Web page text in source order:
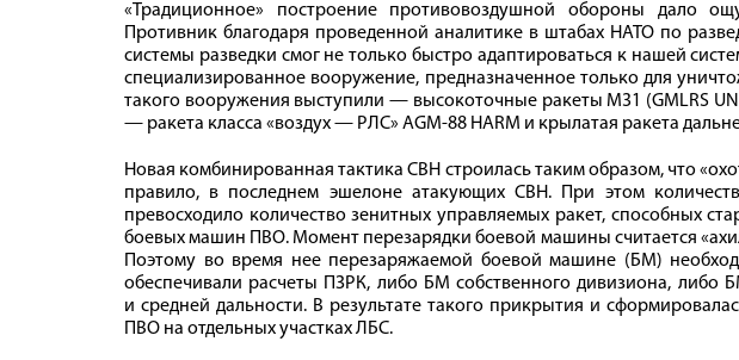
«Традиционное» построение противовоздушной обороны дало
Противник благодаря проведенной аналитике в штабах НАТО по
системы разведки смог не только быстро адаптироваться к нашей
специализированное вооружение, предназначенное только для
такого вооружения выступили — высокоточные ракеты M31 (GMLRS
— ракета класса «воздух — РЛС» AGM‑88 HARM и крылатая ракета
Новая комбинированная тактика СВН строилась таким образом, что
правило, в последнем эшелоне атакующих СВН. При этом
превосходило количество зенитных управляемых ракет, способных
боевых машин ПВО. Момент перезарядки боевой машины считается
Поэтому во время нее перезаряжаемой боевой машине (БМ)
обеспечивали расчеты ПЗРК, либо БМ собственного дивизиона, либо
и средней дальности. В результате такого прикрытия и
ПВО на отдельных участках ЛБС.